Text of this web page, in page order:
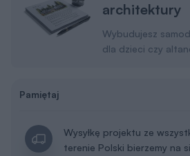
architektury
Wybudujesz
dla dzieci czy
Pamiętaj
Wysyłkę projektu ze
terenie Polski bierzemy na